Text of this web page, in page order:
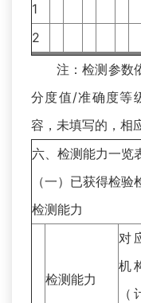
1
2
注：检测参数依
分度值/准确度等
容，未填写的，相
六、检测能力一览
（一）已获得检
检测能力
检测能力
对
机